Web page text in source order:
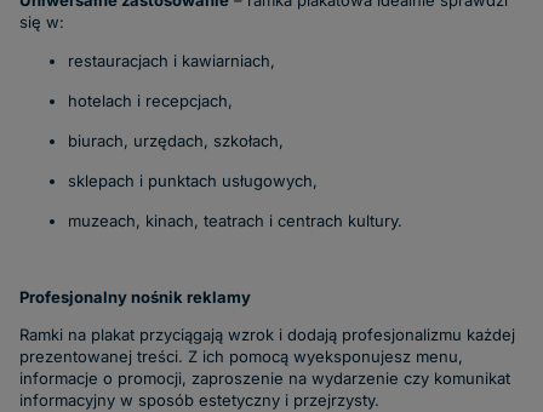
się w:
restauracjach i kawiarniach,
hotelach i recepcjach,
biurach, urzędach, szkołach,
sklepach i punktach usługowych,
muzeach, kinach, teatrach i centrach kultury.
Profesjonalny nośnik reklamy
Ramki na plakat przyciągają wzrok i dodają profesjonalizmu każdej
prezentowanej treści. Z ich pomocą wyeksponujesz menu,
informacje o promocji, zaproszenie na wydarzenie czy komunikat
informacyjny w sposób estetyczny i przejrzysty.